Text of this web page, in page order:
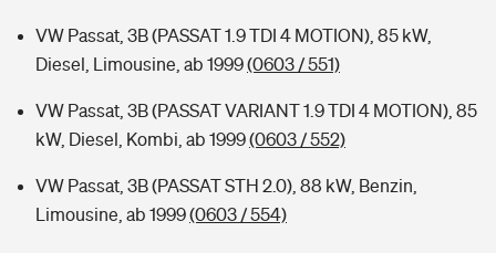
VW Passat, 3B (PASSAT 1.9 TDI 4 MOTION), 85 kW,
Diesel, Limousine, ab 1999(0603 / 551)
VW Passat, 3B (PASSAT VARIANT 1.9 TDI 4 MOTION), 85
kW, Diesel, Kombi, ab 1999(0603 / 552)
VW Passat, 3B (PASSAT STH 2.0), 88 kW, Benzin,
Limousine, ab 1999(0603 / 554)